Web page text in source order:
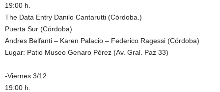
19:00 h.
The Data Entry Danilo Cantarutti (Córdoba.)
Puerta Sur (Córdoba)
Andres Belfanti – Karen Palacio – Federico Ragessi (Córdoba)
Lugar: Patio Museo Genaro Pérez (Av. Gral. Paz 33)
-Viernes 3/12
19:00 h.